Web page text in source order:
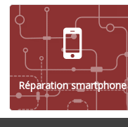
Réparation smartphone